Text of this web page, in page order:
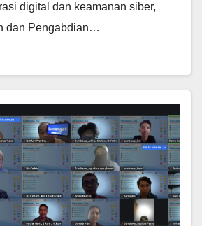
digital dan keamanan siber,
dan Pengabdian…